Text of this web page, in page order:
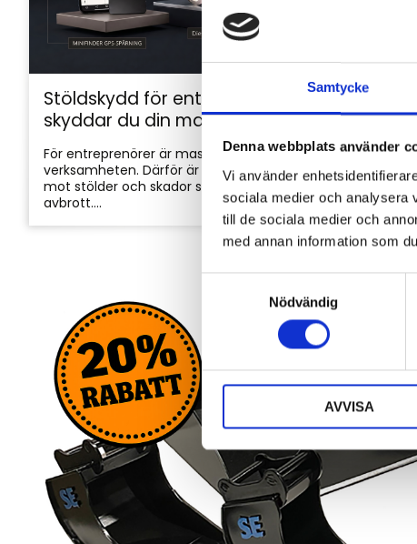
Samtycke
Denna webbplats använder
Vi använder
sociala medier och analysera
till de sociala medier och
med annan information som
y
k
v
Nödvändig
AVVISA
Stöldskydd för entreprenadmaskiner: så
skyddar du din maskin och utrustning
För entreprenörer är maskinerna hjärtat i
verksamheten. Därför är det viktigt att skydda dem
mot stölder och skador som kan orsaka kostsamma
avbrott....